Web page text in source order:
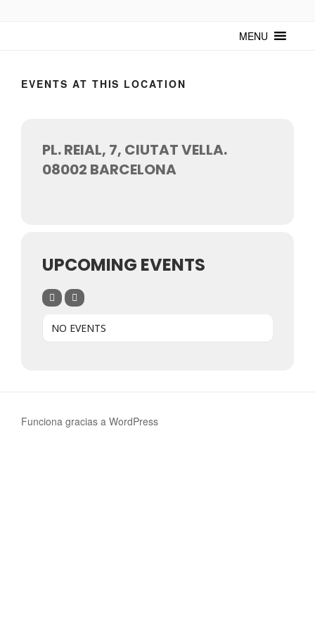
mantenerte actualizado sobre Cuba y sus artistas. Noticias, eventos y
MENU
EVENTS AT THIS LOCATION
PL. REIAL, 7, CIUTAT VELLA.
08002 BARCELONA
UPCOMING EVENTS
NO EVENTS
Funciona gracias a WordPress